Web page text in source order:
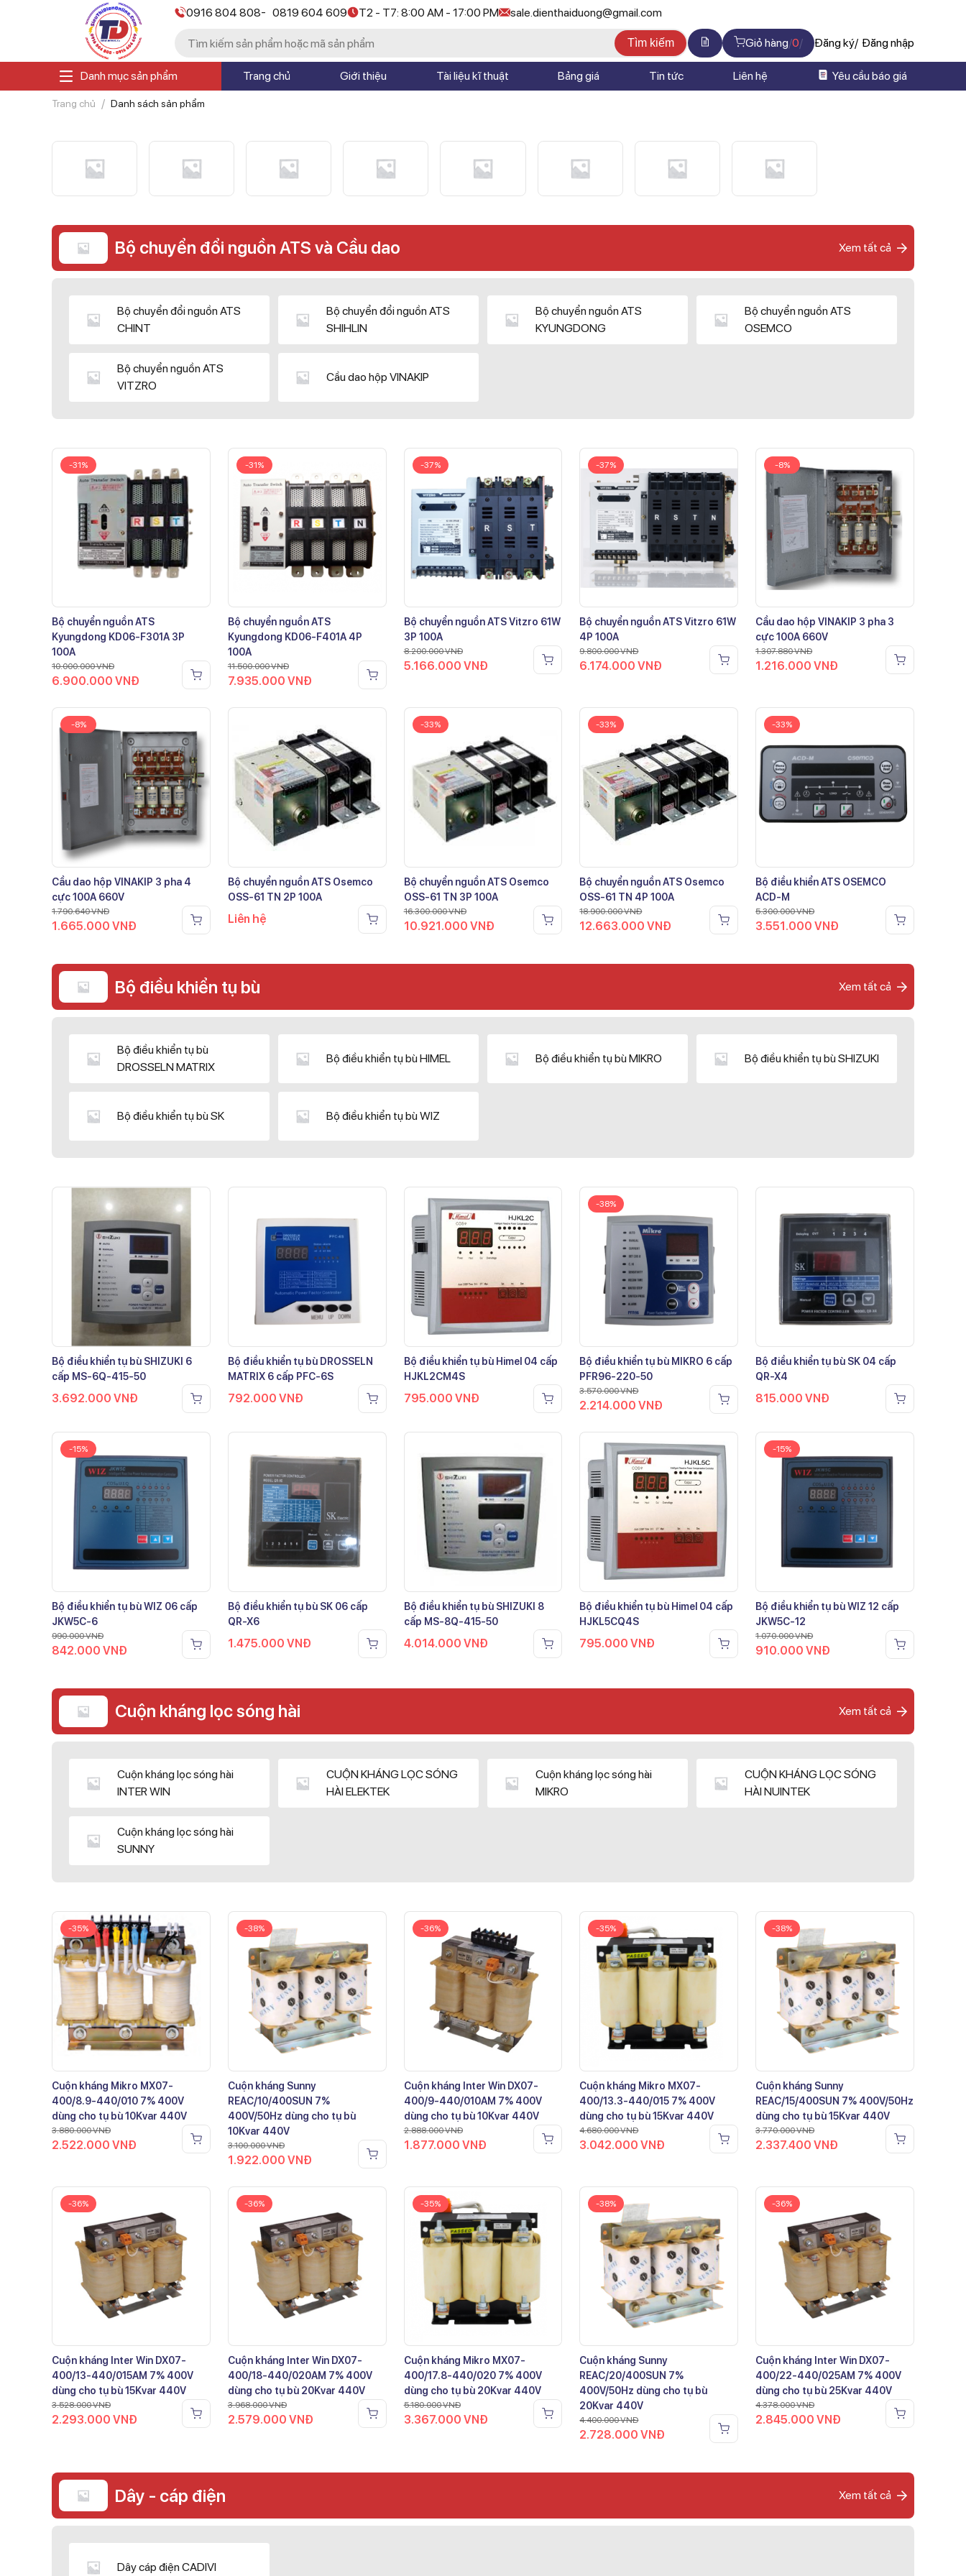
0916 804 808- 0819 604 609 T2 - T7: 8:00 AM - 17:00 PM sale.dienthaiduong@gmail.com
Tìm kiếm Giỏ hàng 0 Đăng ký Đăng nhập
Danh mục sản phẩm Trang chủ Giới thiệu Tài liệu kĩ thuật Bảng giá Tin tức Liên hệ Yêu cầu báo giá
Trang chủ Danh sách sản phẩm
Bộ chuyển đổi nguồn ATS và Cầu dao Xem tất cả
Bộ chuyển đổi nguồn ATS
CHINT
Bộ chuyển đổi nguồn ATS
SHIHLIN
Bộ chuyển nguồn ATS
KYUNGDONG
Bộ chuyển nguồn ATS
OSEMCO
Bộ chuyển nguồn ATS
VITZRO
Cầu dao hộp VINAKIP
-31%
Bộ chuyển nguồn ATS
Kyungdong KD06-F301A 3P
100A
10.000.000VNĐ
6.900.000 VNĐ
-31%
Bộ chuyển nguồn ATS
Kyungdong KD06-F401A 4P
100A
11.500.000VNĐ
7.935.000 VNĐ
-37%
Bộ chuyển nguồn ATS Vitzro 61W
3P 100A
8.200.000VNĐ
5.166.000 VNĐ
-37%
Bộ chuyển nguồn ATS Vitzro 61W
4P 100A
9.800.000VNĐ
6.174.000VNĐ
-8%
Cầu dao hộp VINAKIP 3 pha 3
cực 100A 660V
1.307.880VNĐ
1.216.000VNĐ
-8%
Cầu dao hộp VINAKIP 3 pha 4
cực 100A 660V
1.790.640VNĐ
1.665.000 VNĐ
Bộ chuyển nguồn ATS Osemco
OSS-61 TN 2P 100A
Liên hệ
-33%
Bộ chuyển nguồn ATS Osemco
OSS-61 TN 3P 100A
16.300.000VNĐ
10.921.000 VNĐ
-33%
Bộ chuyển nguồn ATS Osemco
OSS-61 TN 4P 100A
18.900.000VNĐ
12.663.000VNĐ
-33%
Bộ điều khiển ATS OSEMCO
ACD-M
5.300.000VNĐ
3.551.000VNĐ
Bộ điều khiển tụ bù Xem tất cả
Bộ điều khiển tụ bù
DROSSELN MATRIX
Bộ điều khiển tụ bù HIMEL Bộ điều khiển tụ bù MIKRO Bộ điều khiển tụ bù SHIZUKI
Bộ điều khiển tụ bù SK Bộ điều khiển tụ bù WIZ
Bộ điều khiển tụ bù SHIZUKI 6
cấp MS-6Q-415-50
3.692.000 VNĐ
Bộ điều khiển tụ bù DROSSELN
MATRIX 6 cấp PFC-6S
792.000 VNĐ
Bộ điều khiển tụ bù Himel 04 cấp
HJKL2CM4S
795.000 VNĐ
-38%
Bộ điều khiển tụ bù MIKRO 6 cấp
PFR96-220-50
3.570.000VNĐ
2.214.000VNĐ
Bộ điều khiển tụ bù SK 04 cấp
QR-X4
815.000VNĐ
-15%
Bộ điều khiển tụ bù WIZ 06 cấp
JKW5C-6
990.000VNĐ
842.000 VNĐ
Bộ điều khiển tụ bù SK 06 cấp
QR-X6
1.475.000 VNĐ
Bộ điều khiển tụ bù SHIZUKI 8
cấp MS-8Q-415-50
4.014.000 VNĐ
Bộ điều khiển tụ bù Himel 04 cấp
HJKL5CQ4S
795.000VNĐ
-15%
Bộ điều khiển tụ bù WIZ 12 cấp
JKW5C-12
1.070.000VNĐ
910.000VNĐ
Cuộn kháng lọc sóng hài Xem tất cả
Cuộn kháng lọc sóng hài
INTER WIN
CUỘN KHÁNG LỌC SÓNG
HÀI ELEKTEK
Cuộn kháng lọc sóng hài
MIKRO
CUỘN KHÁNG LỌC SÓNG
HÀI NUINTEK
Cuộn kháng lọc sóng hài
SUNNY
-35%
Cuộn kháng Mikro MX07-
400/8.9-440/010 7% 400V
dùng cho tụ bù 10Kvar 440V
3.880.000VNĐ
2.522.000 VNĐ
-38%
Cuộn kháng Sunny
REAC/10/400SUN 7%
400V/50Hz dùng cho tụ bù
10Kvar 440V
3.100.000VNĐ
1.922.000 VNĐ
-36%
Cuộn kháng Inter Win DX07-
400/9-440/010AM 7% 400V
dùng cho tụ bù 10Kvar 440V
2.888.000VNĐ
1.877.000 VNĐ
-35%
Cuộn kháng Mikro MX07-
400/13.3-440/015 7% 400V
dùng cho tụ bù 15Kvar 440V
4.680.000VNĐ
3.042.000VNĐ
-38%
Cuộn kháng Sunny
REAC/15/400SUN 7% 400V/50Hz
dùng cho tụ bù 15Kvar 440V
3.770.000VNĐ
2.337.400VNĐ
-36%
Cuộn kháng Inter Win DX07-
400/13-440/015AM 7% 400V
dùng cho tụ bù 15Kvar 440V
3.528.000VNĐ
2.293.000 VNĐ
-36%
Cuộn kháng Inter Win DX07-
400/18-440/020AM 7% 400V
dùng cho tụ bù 20Kvar 440V
3.968.000VNĐ
2.579.000 VNĐ
-35%
Cuộn kháng Mikro MX07-
400/17.8-440/020 7% 400V
dùng cho tụ bù 20Kvar 440V
5.180.000VNĐ
3.367.000 VNĐ
-38%
Cuộn kháng Sunny
REAC/20/400SUN 7%
400V/50Hz dùng cho tụ bù
20Kvar 440V
4.400.000VNĐ
2.728.000VNĐ
-36%
Cuộn kháng Inter Win DX07-
400/22-440/025AM 7% 400V
dùng cho tụ bù 25Kvar 440V
4.378.000VNĐ
2.845.000VNĐ
Dây - cáp điện Xem tất cả
Dây cáp điện CADIVI